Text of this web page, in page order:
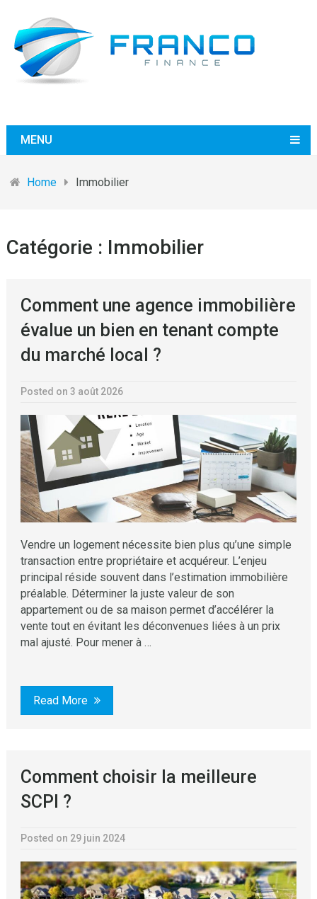
MENU
Home Immobilier
Catégorie : Immobilier
Comment une agence immobilière
évalue un bien en tenant compte
du marché local ?
Posted on 3 août 2026
Vendre un logement nécessite bien plus qu’une simple
transaction entre propriétaire et acquéreur. L’enjeu
principal réside souvent dans l’estimation immobilière
préalable. Déterminer la juste valeur de son
appartement ou de sa maison permet d’accélérer la
vente tout en évitant les déconvenues liées à un prix
mal ajusté. Pour mener à …
Read More
Comment choisir la meilleure
SCPI ?
Posted on 29 juin 2024